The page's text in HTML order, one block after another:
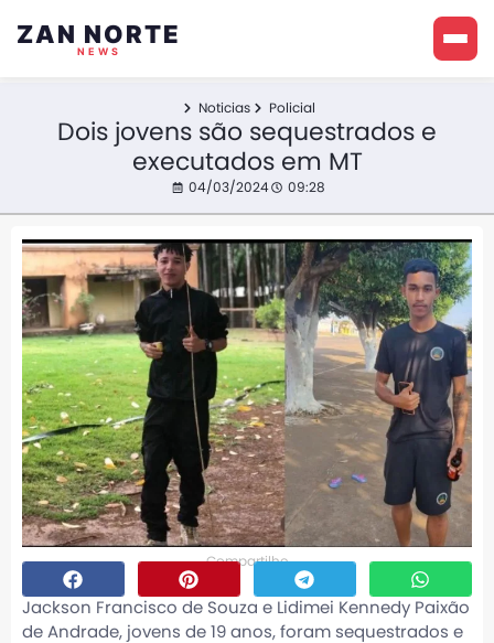
ZAN NORTE
NEWS
Noticias Policial
Dois jovens são sequestrados e
executados em MT
04/03/2024 09:28
Compartilhe
Jackson Francisco de Souza e Lidimei Kennedy Paixão
de Andrade, jovens de 19 anos, foram sequestrados e